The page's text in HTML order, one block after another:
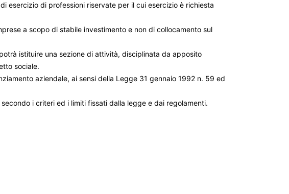
esercizio di professioni riservate per il cui esercizio è richiesta
a scopo di stabile investimento e non di collocamento sul
istituire una sezione di attività, disciplinata da apposito
sociale.
aziendale, ai sensi della Legge 31 gennaio 1992 n. 59 ed
i criteri ed i limiti fissati dalla legge e dai regolamenti.